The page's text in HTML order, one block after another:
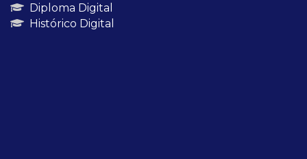
Diploma Digital
Histórico Digital